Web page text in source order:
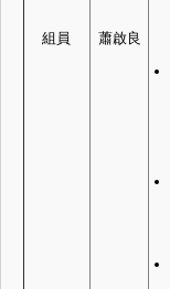
組員 蕭啟良